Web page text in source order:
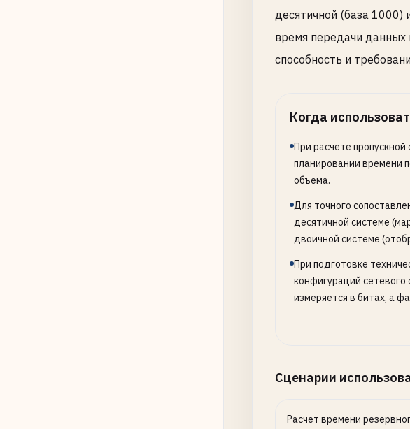
десятичной (база 1000)
время передачи данных
способность и
Когда
При расчете пропускной
планировании времени
объема.
Для точного
десятичной системе
двоичной системе
При подготовке
конфигураций
измеряется в битах, а
Сценарии
Расчет времени